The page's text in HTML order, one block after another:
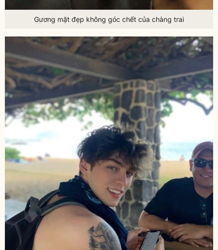
Gương mặt đẹp không góc chết của chàng trai